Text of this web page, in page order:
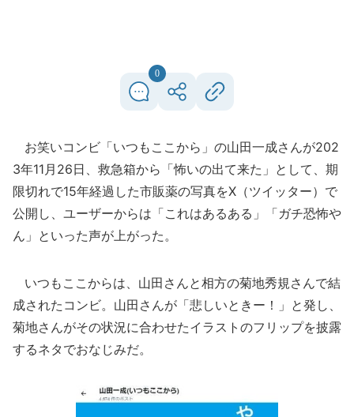
0
お笑いコンビ「いつもここから」の山田一成さんが202
3年11月26日、救急箱から「怖いの出て来た」として、期
限切れで15年経過した市販薬の写真をX（ツイッター）で
公開し、ユーザーからは「これはあるある」「ガチ恐怖や
ん」といった声が上がった。
いつもここからは、山田さんと相方の菊地秀規さんで結
成されたコンビ。山田さんが「悲しいときー！」と発し、
菊地さんがその状況に合わせたイラストのフリップを披露
するネタでおなじみだ。